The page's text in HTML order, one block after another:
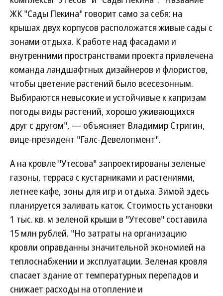
ЖК "Сады Пекина" говорит само за себя: на
крышах двух корпусов расположатся живые сады с
зонами отдыха. К работе над фасадами и
внутренними пространствами проекта привлечена
команда ландшафтных дизайнеров и флористов,
чтобы цветение растений было всесезонным.
Выбираются невысокие и устойчивые к капризам
погоды виды растений, хорошо уживающихся
друг с другом", — объясняет Владимир Стригин,
вице-президент "Галс-Девелопмент".
А на кровле "Утесова" запроектированы зеленые
газоны, терраса с кустарниками и растениями,
летнее кафе, зоны для игр и отдыха. Зимой здесь
планируется заливать каток. Стоимость установки
1 тыс. кв. м зеленой крыши в "Утесове" составила
15 млн рублей. "Но затраты на организацию
кровли оправданны значительной экономией на
теплоснабжении и эксплуатации. Зеленая кровля
спасает здание от температурных перепадов и
снижает расходы на отопление и